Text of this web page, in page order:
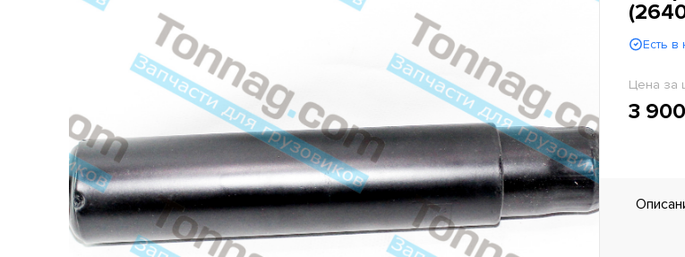
Есть в
Цена за
3 900